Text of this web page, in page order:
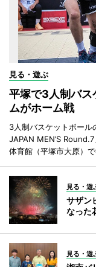
見る・遊ぶ
平塚で3人制バ
ムがホーム戦
3人制バスケットボール
JAPAN MEN’S
体育館（平塚市大原）で
見る・遊
サザン
なった
見る・遊